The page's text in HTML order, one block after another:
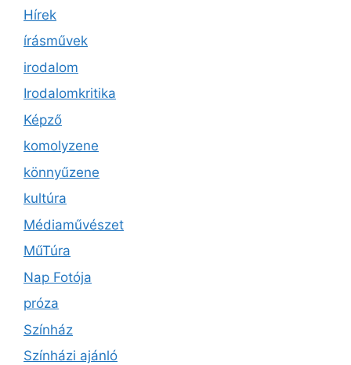
Hírek
írásművek
irodalom
Irodalomkritika
Képző
komolyzene
könnyűzene
kultúra
Médiaművészet
MűTúra
Nap Fotója
próza
Színház
Színházi ajánló